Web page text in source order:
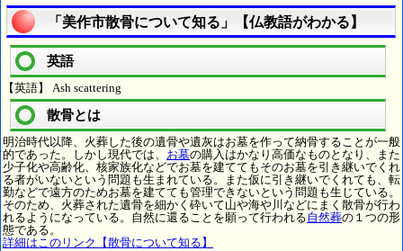
「美作市散骨について知る」【仏教語がわかる】
英語
【英語】 Ash scattering
散骨とは
明治時代以降、火葬した後の遺骨や遺灰はお墓を作って納骨することが一般
的であった。しかし現代では、 お墓の購入はかなり高価なものとなり、また
少子化や高齢化、核家族化などでお墓を建ててもそのお墓を引き継いでくれ
る者がいないという問題も生まれている。また仮に引き継いでくれても、転
勤などで遠方のためお墓を建てても管理できないという問題も生じている。
そのため、火葬された遺骨を細かく砕いて山や海や川などにまく散骨が行わ
れるようになっている。自然に還ることを願って行われる自然葬の１つの形
態である。
詳細はこのリンク【散骨について知る】